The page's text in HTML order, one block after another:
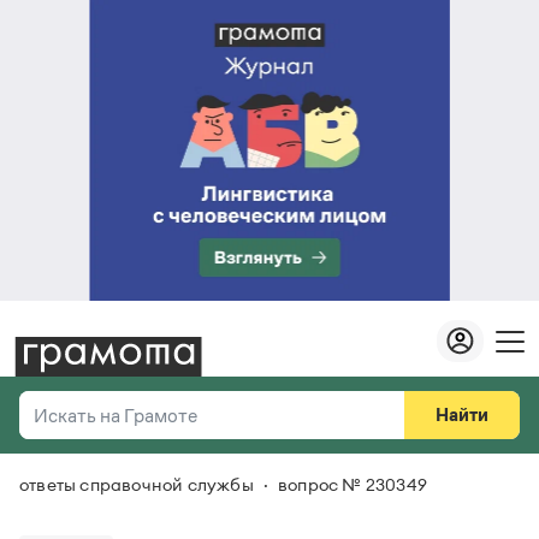
Искать на Грамоте
Справочная служба
Найти
Везде
ответы справочной службы вопрос № 230349